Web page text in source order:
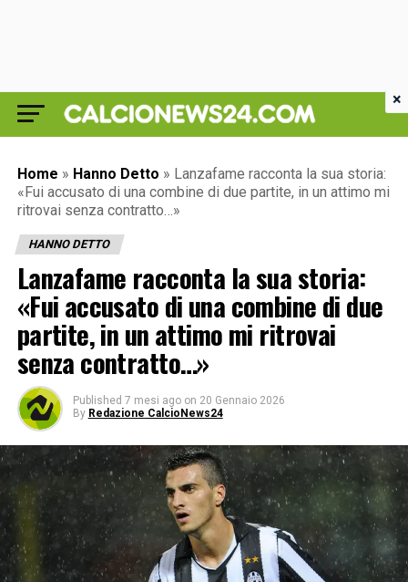
Home » Hanno Detto » Lanzafame racconta la sua storia:
«Fui accusato di una combine di due partite, in un attimo mi
ritrovai senza contratto…»
HANNO DETTO
Lanzafame racconta la sua storia:
«Fui accusato di una combine di due
partite, in un attimo mi ritrovai
senza contratto…»
Published 7 mesi ago on 20 Gennaio 2026
By Redazione CalcioNews24
×